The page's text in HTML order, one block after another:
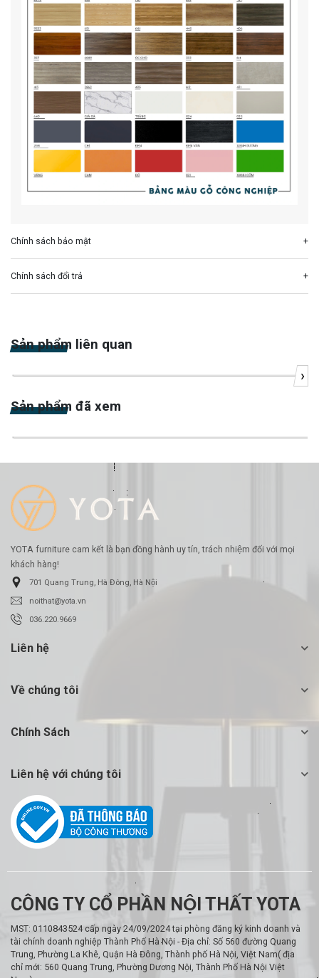
Chính sách bảo mật
Chính sách đổi trả
Sản phẩm liên quan
›
Sản phẩm đã xem
YOTA furniture cam kết là bạn đồng hành uy tín, trách nhiệm đối với mọi
khách hàng!
701 Quang Trung, Hà Đông, Hà Nội
noithat@yota.vn
036.220.9669
Liên hệ
Về chúng tôi
Chính Sách
Liên hệ với chúng tôi
CÔNG TY CỔ PHẦN NỘI THẤT YOTA
MST: 0110843524 cấp ngày 24/09/2024 tại phòng đăng ký kinh doanh và
tài chính doanh nghiệp Thành Phố Hà Nội - Địa chỉ: Số 560 đường Quang
Trung, Phường La Khê, Quận Hà Đông, Thành phố Hà Nội, Việt Nam( địa
chỉ mới: 560 Quang Trung, Phường Dương Nội, Thành Phố Hà Nội Việt